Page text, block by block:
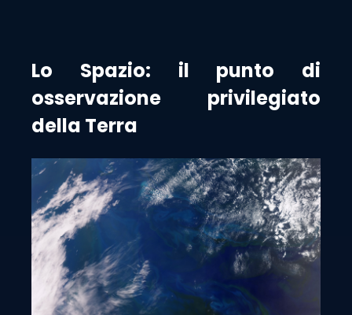
Lo Spazio: il punto di
osservazione privilegiato
della Terra